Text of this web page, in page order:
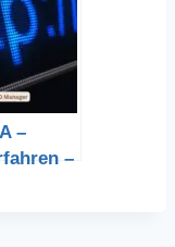
–
–